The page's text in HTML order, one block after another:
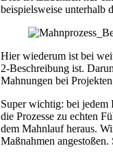
beispielsweise unterhalb
Hier wiederum ist bei
2-Beschreibung ist.
Mahnungen bei
Super wichtig: bei jedem
die Prozesse zu echten
dem Mahnlauf heraus.
Maßnahmen